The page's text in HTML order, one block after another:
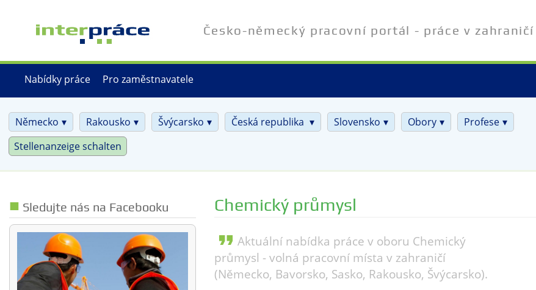
hlavnímu
Česko-německý pracovní portál - práce v zahraničí
Nabídky práce Pro zaměstnavatele
Německo Rakousko Švýcarsko Česká republika Slovensko Obory
Profese
Stellenanzeige schalten
Sledujte nás na Facebooku Chemický průmysl
format_quote Aktuální nabídka práce v oboru Chemický
průmysl - volná pracovní místa v zahraničí
(Německo, Bavorsko, Sasko, Rakousko, Švýcarsko).